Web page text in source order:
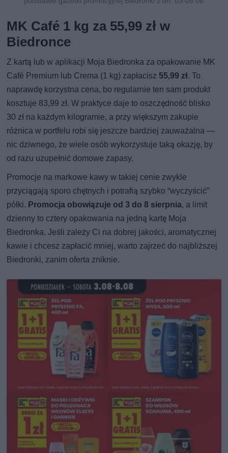
MK Café 1 kg za 55,99 zł w
Biedronce
Z kartą lub w aplikacji Moja Biedronka za opakowanie MK
Café Premium lub Crema (1 kg) zapłacisz 55,99 zł. To
naprawdę korzystna cena, bo regularnie ten sam produkt
kosztuje 83,99 zł. W praktyce daje to oszczędność blisko
30 zł na każdym kilogramie, a przy większym zakupie
różnica w portfelu robi się jeszcze bardziej zauważalna —
nic dziwnego, że wiele osób wykorzystuje taką okazję, by
od razu uzupełnić domowe zapasy.
Promocje na markowe kawy w takiej cenie zwykle
przyciągają sporo chętnych i potrafią szybko “wyczyścić”
półki. Promocja obowiązuje od 3 do 8 sierpnia, a limit
dzienny to cztery opakowania na jedną kartę Moja
Biedronka. Jeśli zależy Ci na dobrej jakości, aromatycznej
kawie i chcesz zapłacić mniej, warto zajrzeć do najbliższej
Biedronki, zanim oferta zniknie.